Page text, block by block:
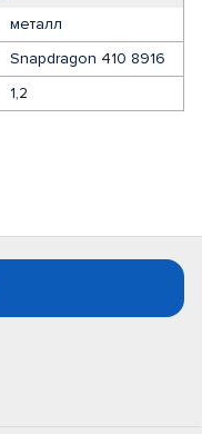
металл
Snapdragon 410 8916
1,2